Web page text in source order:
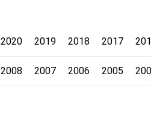
2020 2019 2018 2017
2008 2007 2006 2005